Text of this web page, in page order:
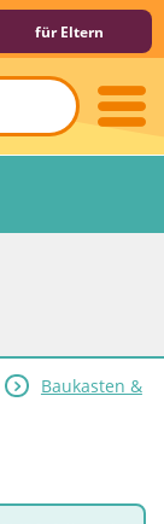
für Eltern
Baukasten &